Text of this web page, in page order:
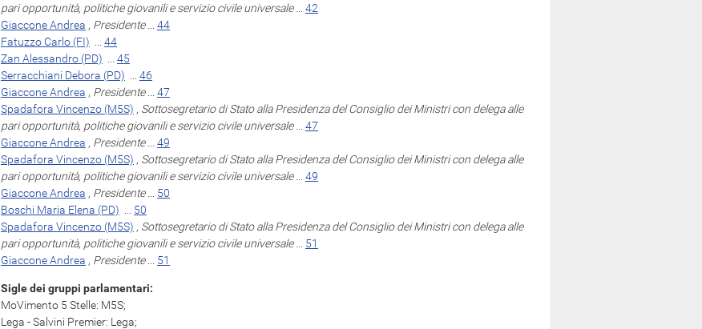
pari opportunità, politiche giovanili e servizio civile universale... 42
Giaccone Andrea , Presidente... 44
Fatuzzo Carlo (FI)
44
Zan Alessandro (PD)
45
Serracchiani Debora (PD)
46
Giaccone Andrea , Presidente... 47
Spadafora Vincenzo (M5S) , Sottosegretario di Stato alla Presidenza del Consiglio dei Ministri con delega alle
pari opportunità, politiche giovanili e servizio civile universale... 47
Giaccone Andrea , Presidente... 49
Spadafora Vincenzo (M5S) , Sottosegretario di Stato alla Presidenza del Consiglio dei Ministri con delega alle
pari opportunità, politiche giovanili e servizio civile universale... 49
Giaccone Andrea , Presidente... 50
Boschi Maria Elena (PD)
50
Spadafora Vincenzo (M5S) , Sottosegretario di Stato alla Presidenza del Consiglio dei Ministri con delega alle
pari opportunità, politiche giovanili e servizio civile universale... 51
Giaccone Andrea , Presidente... 51
Sigle dei gruppi parlamentari:
MoVimento 5 Stelle: M5S;
Lega - Salvini Premier: Lega;